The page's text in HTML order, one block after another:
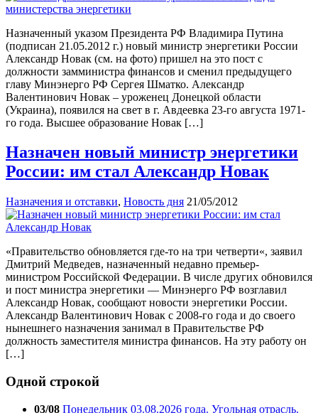
Назначенный указом Президента РФ Владимира Путина
(подписан 21.05.2012 г.) новый министр энергетики России
Александр Новак (см. на фото) пришел на это пост с
должности замминистра финансов и сменил предыдущего
главу Минэнерго РФ Сергея Шматко. Александр
Валентинович Новак – уроженец Донецкой области
(Украина), появился на свет в г. Авдеевка 23-го августа 1971-
го года. Высшее образование Новак […]
Назначен новый министр энергетики
России: им стал Александр Новак
Назначения и отставки, Новость дня 21/05/2012
«Правительство обновляется где-то на три четверти«, заявил
Дмитрий Медведев, назначенный недавно премьер-
министром Российской Федерации. В числе других обновился
и пост министра энергетики — Минэнерго РФ возглавил
Александр Новак, сообщают новости энергетики России.
Александр Валентинович Новак с 2008-го года и до своего
нынешнего назначения занимал в Правительстве РФ
должность заместителя министра финансов. На эту работу он
[…]
Одной строкой
03/08 Понедельник 03.08.2026 года. Угольная отрасль.